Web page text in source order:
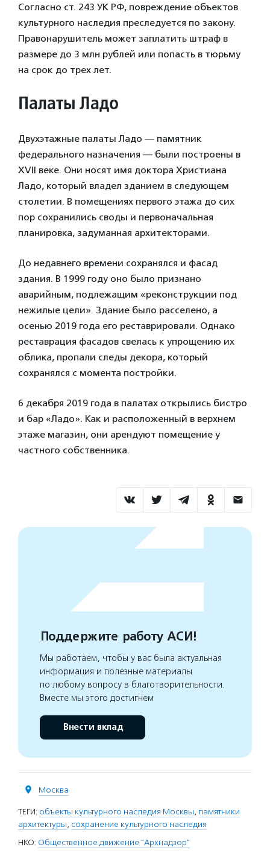
Согласно ст. 243 УК РФ, повреждение объектов
культурного наследия преследуется по закону.
Правонарушитель может заплатить штраф в
размере до 3 млн рублей или попасть в тюрьму
на срок до трех лет.
Палаты Ладо
Двухэтажные палаты Ладо — памятник
федерального назначения — были построены в
XVII веке. Они носят имя доктора Христиана
Ладо, который владел зданием в следующем
столетии. В помещениях первого этажа до сих
пор сохранились своды и первоначальная
планировка, задуманная архитекторами.
До недавнего времени сохранялся и фасад
здания. В 1999 году оно было признано
аварийным, подлежащим «реконструкции под
нежилые цели». Здание было расселено, а
осенью 2019 года его реставрировали. Однако
реставрация фасадов свелась к упрощению их
облика, пропали следы декора, который
сохранялся с момента постройки.
6 декабря 2019 года в палатах открылись бистро
и бар «Ладо». Как и расположенный в верхнем
этаже магазин, они арендуют помещение у
частного собственника.
Поддержите работу АСИ!
Мы работаем, чтобы у вас была актуальная
информация и полезные материалы
по любому вопросу в благотворительности.
Вместе мы этого достигнем
Внести вклад
Москва
ТЕГИ: объекты культурного наследия Москвы, памятники
архитектуры, сохранение культурного наследия
НКО: Общественное движение "Архнадзор"